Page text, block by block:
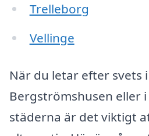
Trelleborg
Vellinge
När du letar efter svets i
Bergströmshusen eller
städerna är det viktigt